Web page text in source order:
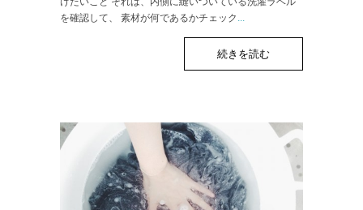
を確認して、 素材が何であるかチェック
続きを読む